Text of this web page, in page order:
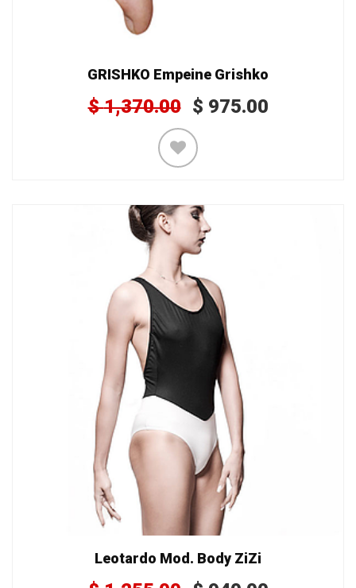
GRISHKO Empeine Grishko
$1,370.00 $ 975.00
Leotardo Mod. Body ZiZi